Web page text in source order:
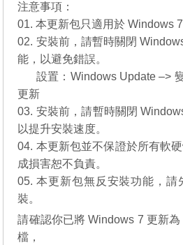
注意事項：
01. 本更新包只適用於 Windows 7
02. 安裝前，請暫時關閉
能，以避免錯誤。
設置：Windows Update –>
更新
03. 安裝前，請暫時關閉
以提升安裝速度。
04. 本更新包並不保證於所有軟
成損害恕不負責。
05. 本更新包無反安裝功能，請
裝。
請確認你已將 Windows 7 更新
檔，